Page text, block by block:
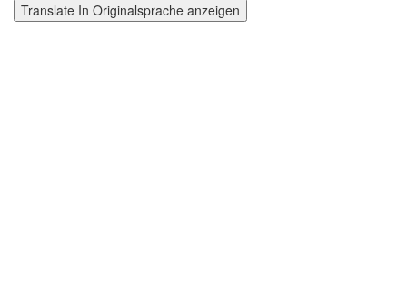
Translate In Originalsprache anzeigen